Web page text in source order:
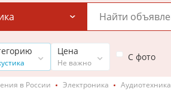
Цена
Не важно
С фото
в России Электроника Аудиотехника